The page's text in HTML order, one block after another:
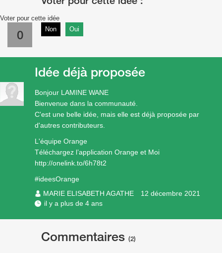
Voter pour cette idée
0 Non Oui
Bonjour LAMINE WANE
Bienvenue dans la communauté.
C'est une belle idée, mais elle est déjà proposée par
d'autres contributeurs.
L'équipe Orange
Téléchargez l’application Orange et Moi
http://onelink.to/6h78t2
#ideesOrange
MARIE ELISABETH AGATHE
12 décembre 2021
il y a plus de 4 ans
Idée déjà proposée
Commentaires (2)